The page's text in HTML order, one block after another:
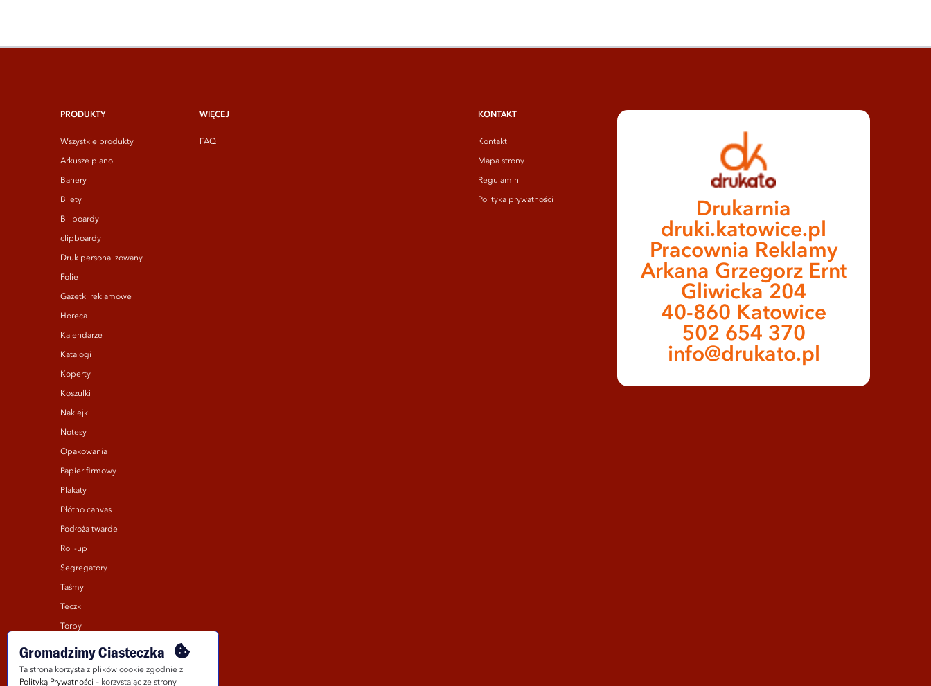
PRODUKTY
Wszystkie produkty
Arkusze plano
Banery
Bilety
Billboardy
clipboardy
Druk personalizowany
Folie
Gazetki reklamowe
Horeca
Kalendarze
Katalogi
Koperty
Koszulki
Naklejki
Notesy
Opakowania
Papier firmowy
Plakaty
Płótno canvas
Podłoża twarde
Roll-up
Segregatory
Taśmy
Teczki
Torby
Ulotki
Wizytówki
WIĘCEJ
FAQ
KONTAKT
Kontakt
Mapa strony
Regulamin
Polityka prywatności
Drukarnia
druki.katowice.pl
Pracownia Reklamy
Arkana Grzegorz Ernt
Gliwicka 204
40-860 Katowice
502 654 370
info@drukato.pl
Gromadzimy Ciasteczka
Ta strona korzysta z plików cookie zgodnie z
Polityką Prywatności – korzystając ze strony